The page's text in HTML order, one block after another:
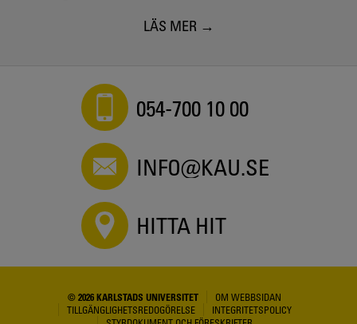
LÄS MER
054-700 10 00
INFO@KAU.SE
HITTA HIT
© 2026 KARLSTADS UNIVERSITET
OM WEBBSIDAN
TILLGÄNGLIGHETSREDOGÖRELSE
INTEGRITETSPOLICY